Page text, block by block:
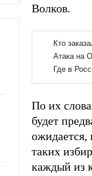
Волков.
По их
будет
ожидается,
таких
каждый из